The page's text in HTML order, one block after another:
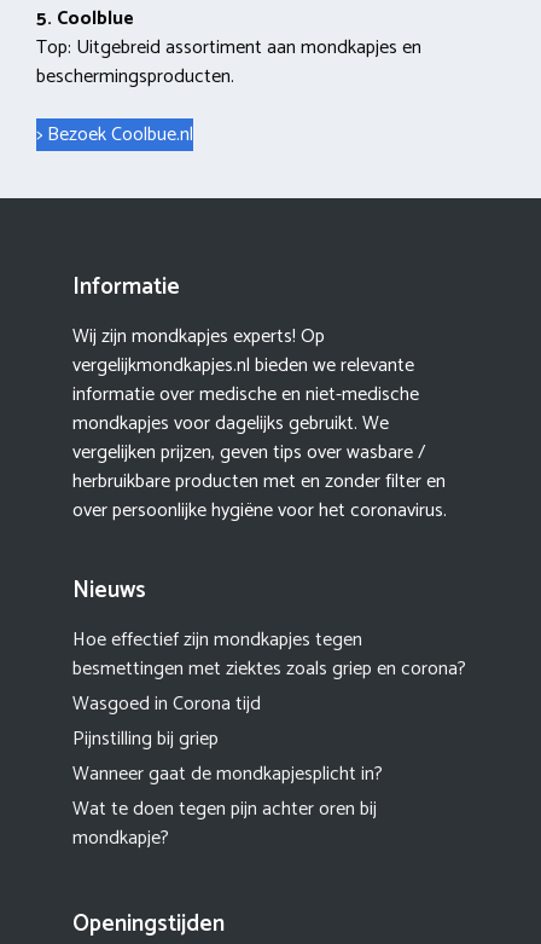
5. Coolblue
Top: Uitgebreid assortiment aan mondkapjes en
beschermingsproducten.
> Bezoek Coolbue.nl
Informatie
Wij zijn mondkapjes experts! Op
vergelijkmondkapjes.nl bieden we relevante
informatie over medische en niet-medische
mondkapjes voor dagelijks gebruikt. We
vergelijken prijzen, geven tips over wasbare /
herbruikbare producten met en zonder filter en
over persoonlijke hygiëne voor het coronavirus.
Nieuws
Hoe effectief zijn mondkapjes tegen
besmettingen met ziektes zoals griep en corona?
Wasgoed in Corona tijd
Pijnstilling bij griep
Wanneer gaat de mondkapjesplicht in?
Wat te doen tegen pijn achter oren bij
mondkapje?
Openingstijden